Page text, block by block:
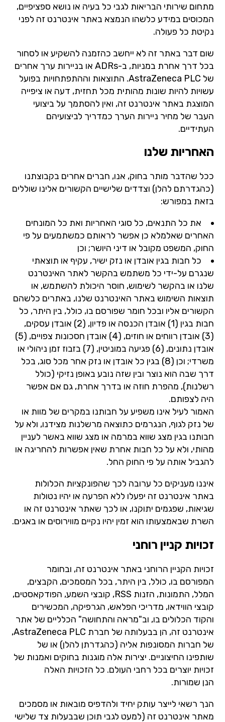
מתחום שירותי הבריאות לגבי כל בעיה או נושא ספציפיים,
המכוסים במידע כלשהו הנמצא באתר אינטרנט זה לפני
נקיטת כל פעולה.
שום דבר באתר זה לא ייחשב כהזמנה להשקיע או לסחור
בכל דרך אחרת במניות, ב-ADRs או בניירות ערך אחרים
של AstraZeneca PLC. התוצאות וההתפתחויות בפועל
עשויות להיות שונות מהותית מכל תחזית, דעה או ציפייה
המוצגת באתר אינטרנט זה, ואין להסתמך על ביצועי
העבר של מחיר ניירות הערך כמדריך לביצועיהם
העתידיים.
האחריות שלנו
ככל שהדבר מותר בחוק, אנו, חברים אחרים בקבוצתנו
(כהגדרתם להלן) וצדדים שלישיים הקשורים אלינו שוללים
בזאת במפורש:
את כל התנאים, כל סוגי האחריות ואת כל המונחים
האחרים שאלמלא כן אפשר לראותם כמשתמעים על פי
החוק, המשפט מקובל או דיני היושר; וכן
כל חבות בגין אובדן או נזק ישיר, עקיף או תוצאתי
שנגרם על-ידי כל משתמש בהקשר לאתר האינטרנט
שלנו או בהקשר לשימוש, חוסר היכולת להשתמש, או
תוצאות השימוש באתר האינטרנט שלנו, באתרים כלשהם
הקשורים אליו ובכל חומר שפורסם בו, כולל, בין היתר, כל
חבות בגין (1) אובדן הכנסה או פדיון, (2) אובדן עסקים,
(3) אובדן רווחים או חוזים, (4) אובדן חסכונות צפויים, (5)
אובדן נתונים, (6) פגיעה במוניטין, (7) בזבוז זמן ניהולי או
משרדי; וכן (8) בגין כל אובדן או נזק אחר מכל סוג, בכל
דרך שבה הוא נוצר ובין שזה נובע באופן נזיקי (כולל
רשלנות), מהפרת חוזה או בדרך אחרת, גם אם אפשר
היה לצפותם.
האמור לעיל אינו משפיע על חבותנו במקרים של מוות או
של נזק לגוף, הנגרמים כתוצאה מרשלנות מצידנו, ולא על
חבותנו בגין מצג שווא במרמה או מצג שווא באשר לעניין
מהותי, ולא על כל חבות אחרת שאין אפשרות להחריגה או
להגביל אותה על פי החוק החל.
איננו מעניקים כל ערובה לכך שהפונקציות הכלולות
באתר אינטרנט זה יפעלו ללא הפרעה או יהיו נטולות
שגיאות, שפגמים יתוקנו, או לכך שאתר אינטרנט זה או
השרת שבאמצעותו הוא זמין יהיו נקיים מווירוסים או באגים.
זכויות קניין רוחני
זכויות הקניין הרוחני באתר אינטרנט זה, ובחומר
המפורסם בו, כולל, בין היתר, בכל המסמכים, הקבצים,
המלל, התמונות, הזנות RSS, קובצי השמע, הפודקאסטים,
קובצי הווידאו, מדריכי הפלאש, הגרפיקה, המכשירים
והקוד הכלולים בו, וב"מראה והתחושה" הכלליים של אתר
אינטרנט זה, הן בבעלותה של חברת AstraZeneca PLC,
של חברות המסונפות אליה (כהגדרתן להלן) או של
שותפינו החיצוניים. יצירות אלה מוגנות בחוקים ואמנות של
זכויות יוצרים בכל רחבי העולם. כל הזכויות האלה
הנן שמורות.
הנך רשאי לייצר עותק יחיד ולהדפיס מובאות או מסמכים
מאתר אינטרנט זה (למעט לגבי תוכן שבבעלות צד שלישי